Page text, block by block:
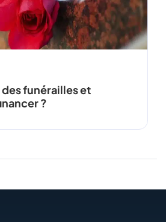
funérailles et
?